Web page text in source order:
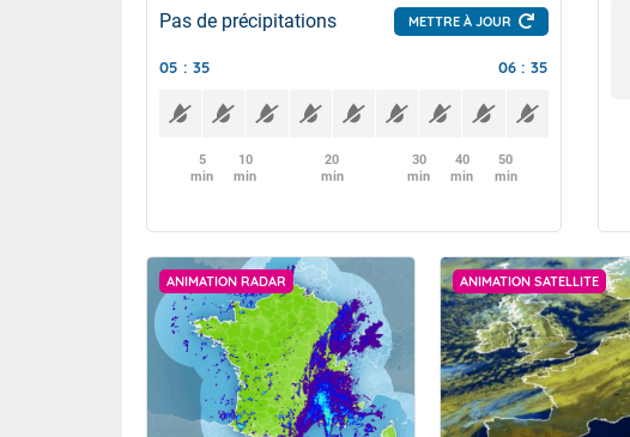
Pas de précipitations METTRE À JOUR
05 : 35 06 : 35
5
min
10
min
20
min
30
min
40
min
50
min
ANIMATION RADAR ANIMATION SATELLITE